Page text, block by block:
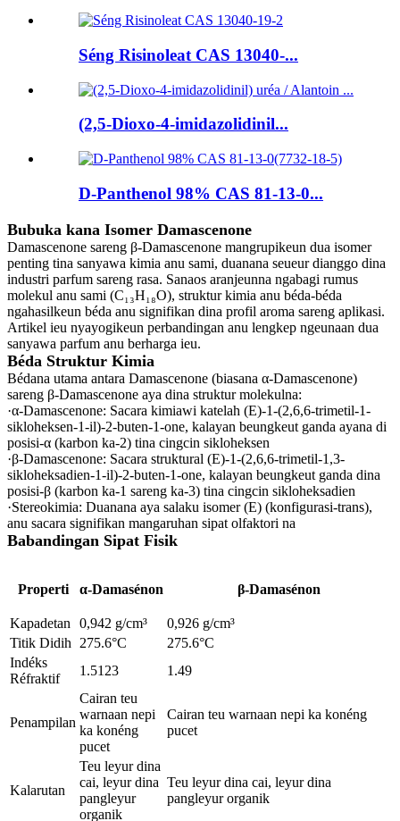
Séng Risinoleat CAS 13040-...
(2,5-Dioxo-4-imidazolidinil...
D-Panthenol 98% CAS 81-13-0...
Bubuka kana Isomer Damascenone
Damascenone sareng β-Damascenone mangrupikeun dua isomer
penting tina sanyawa kimia anu sami, duanana seueur dianggo dina
industri parfum sareng rasa. Sanaos aranjeunna ngabagi rumus
molekul anu sami (C₁₃H₁₈O), struktur kimia anu béda-béda
ngahasilkeun béda anu signifikan dina profil aroma sareng aplikasi.
Artikel ieu nyayogikeun perbandingan anu lengkep ngeunaan dua
sanyawa parfum anu berharga ieu.
Béda Struktur Kimia
Bédana utama antara Damascenone (biasana α-Damascenone)
sareng β-Damascenone aya dina struktur molekulna:
·α-Damascenone‌: Sacara kimiawi katelah (E)-1-(2,6,6-trimetil-1-
sikloheksen-1-il)-2-buten-1-one, kalayan beungkeut ganda ayana di
posisi-α (karbon ka-2) tina cingcin sikloheksen
·β-Damascenone‌: Sacara struktural (E)-1-(2,6,6-trimetil-1,3-
sikloheksadien-1-il)-2-buten-1-one, kalayan beungkeut ganda dina
posisi-β (karbon ka-1 sareng ka-3) tina cingcin sikloheksadien
·Stereokimia‌: Duanana aya salaku isomer (E) (konfigurasi-trans),
anu sacara signifikan mangaruhan sipat olfaktori na
Babandingan Sipat Fisik
Properti α-Damasénon β-Damasénon
Kapadetan 0,942 g/cm³
0,926 g/cm³
Titik Didih
275.6°C
275.6°C
Indéks
Réfraktif
1.5123 1.49
Penampilan
Cairan teu
warnaan nepi
ka konéng
pucet
Cairan teu warnaan nepi ka konéng
pucet
Kalarutan
Teu leyur dina
cai, leyur dina
pangleyur
organik
Teu leyur dina cai, leyur dina
pangleyur organik